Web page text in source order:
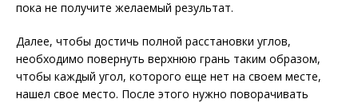
пока не получите желаемый результат.
Далее, чтобы достичь полной расстановки углов,
необходимо повернуть верхнюю грань таким образом,
чтобы каждый угол, которого еще нет на своем месте,
нашел свое место. После этого нужно поворачивать